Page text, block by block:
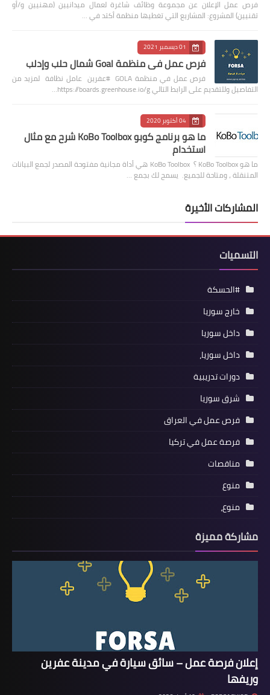
فرص عمل الإعلان عن مجموعة وظائف شاغرة لعمال ميدانيين (مهنيين و/أو
تقنيين) المشروع: المشاريع التي تغطيها منظمة أكتد في …
01 ديسمبر 2021
فرص عمل في منظمة Goal شمال حلب وإدلب
فرص عمل في منظمة GOLA #عفرين عامل نظافة لمزيد من
التفاصيل وللتقديم على الرابط التالي https://boards.greenhouse.io/g…
04 أكتوبر 2020
ما هو برنامج كوبو KoBo Toolbox شرح مع مثال
استخدام
ما هو KoBo Toolbox ؟ KoBo Toolbox هي أداة مجانية مفتوحة المصدر لجمع البيانات
المتنقلة ، ومتاحة للجميع. يسمح لك بجمع …
المشاركات الأخيرة
التسميات
#الحسكة
خارج سوريا
داخل سوريا
داخل سوريا،
دورات تدريبية
شرق سوريا
فرص عمل في العراق
فرصة عمل في تركيا
مناقصات
منوع
منوع،
مشاركة مميزة
إعلان فرصة عمل – سائق سيارة في مدينة عفرين
وريفها